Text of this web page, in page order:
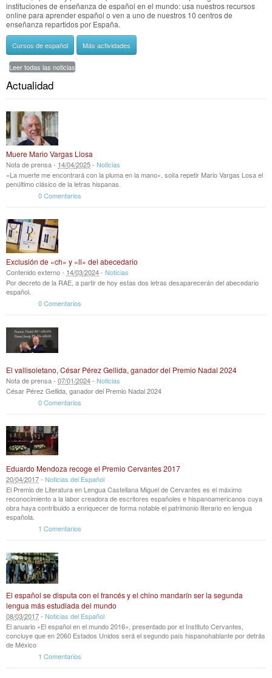
instituciones de enseñanza de español en el mundo: usa nuestros recursos
online para aprender español o ven a uno de nuestros 10 centros de
enseñanza repartidos por España.
Cursos de español Más actividades
Leer todas las noticias
Actualidad
Muere Mario Vargas Llosa
Nota de prensa - 14/04/2025- Noticias
«La muerte me encontrará con la pluma en la mano», solía repetir Mario Vargas Losa el
penúltimo clásico de la letras hispanas.
0 Comentarios
Exclusión de «ch» y «ll» del abecedario
Contenido externo - 14/03/2024- Noticias
Por decreto de la RAE, a partir de hoy estas dos letras desaparecerán del abecedario
español.
0 Comentarios
El vallisoletano, César Pérez Gellida, ganador del Premio Nadal 2024
Nota de prensa - 07/01/2024- Noticias
César Pérez Gellida, ganador del Premio Nadal 2024
0 Comentarios
Eduardo Mendoza recoge el Premio Cervantes 2017
20/04/2017- Noticias del Español
El Premio de Literatura en Lengua Castellana Miguel de Cervantes es el máximo
reconocimiento a la labor creadora de escritores españoles e hispanoamericanos cuya
obra haya contribuido a enriquecer de forma notable el patrimonio literario en lengua
española.
1 Comentarios
El español se disputa con el francés y el chino mandarín ser la segunda
lengua más estudiada del mundo
08/03/2017- Noticias del Español
El anuario «El español en el mundo 2016», presentado por el Instituto Cervantes,
concluye que en 2060 Estados Unidos será el segundo país hispanohablante por detrás
de México
1 Comentarios